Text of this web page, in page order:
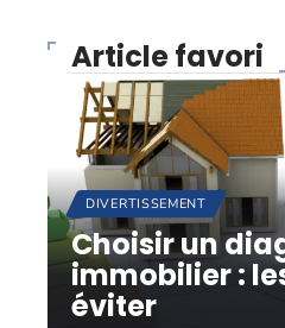
Article favori
DIVERTISSEMENT
Choisir un
immobilier :
éviter